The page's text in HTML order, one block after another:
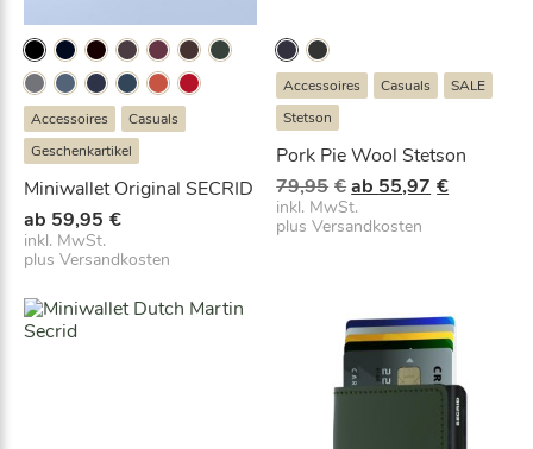
Accessoires
Casuals
Geschenkartikel
Miniwallet Original SECRID
ab 59,95 €
inkl. MwSt.
plus Versandkosten
Accessoires Casuals
SALE
Stetson
Pork Pie Wool Stetson
79,95 €U
r
s
n
g
l
i
ab 55,97 €A
l
e
P
e
inkl. MwSt.
plusVersandkosten